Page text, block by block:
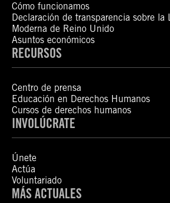
Cómo funcionamos
Declaración de transparencia sobre la
Moderna de Reino Unido
Asuntos económicos
RECURSOS
Centro de prensa
Educación en Derechos Humanos
Cursos de derechos humanos
INVOLÚCRATE
Únete
Actúa
Voluntariado
MÁS ACTUALES